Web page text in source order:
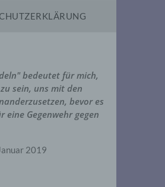
bedeutet für mich,
sein, uns mit den
bevor es
eine Gegenwehr gegen
2019